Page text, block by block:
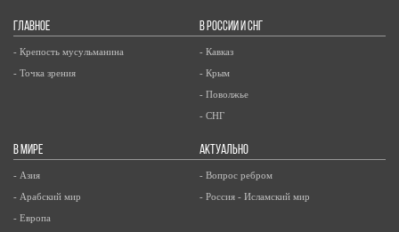
ГЛАВНОЕ
- Крепость мусульманина
- Точка зрения
В РОССИИ И СНГ
- Кавказ
- Крым
- Поволжье
- СНГ
В МИРЕ
- Азия
- Арабский мир
- Европа
АКТУАЛЬНО
- Вопрос ребром
- Россия - Исламский мир